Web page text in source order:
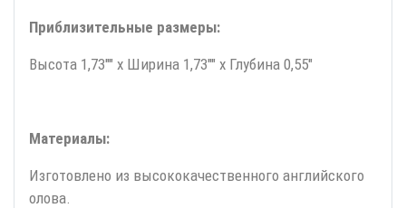
Приблизительные размеры:
Высота 1,73"" x Ширина 1,73"" x Глубина 0,55"
Материалы:
Изготовлено из высококачественного английского
олова.